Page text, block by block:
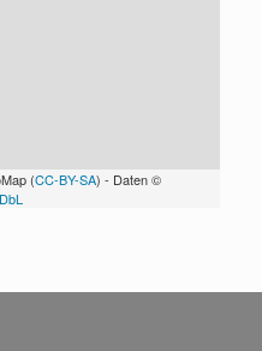
(CC-BY-SA) - Daten ©